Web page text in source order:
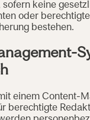
keine
oder
bestehen.
einem Content-
berechtigte